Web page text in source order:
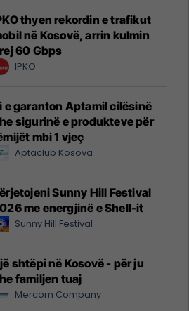
thyen rekordin e trafikut
në Kosovë, arrin kulmin
60 Gbps
IPKO
e garanton Aptamil cilësinë
sigurinë e produkteve për
mbi 1 vjeç
Aptaclub Kosova
Sunny Hill Festival
me energjinë e Shell-it
Sunny Hill Festival
shtëpi në Kosovë - për ju
familjen tuaj
Mercom Company